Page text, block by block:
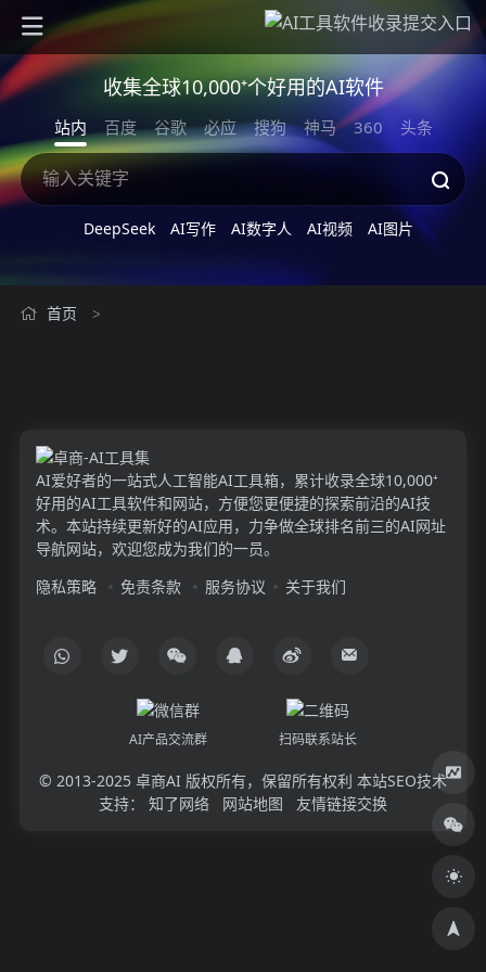
收集全球10,000⁺个好用的AI软件
站内 百度 谷歌 必应 搜狗 神马 360 头条
DeepSeek AI写作 AI数字人 AI视频 AI图片
首页 >
AI爱好者的一站式人工智能AI工具箱，累计收录全球10,000⁺
好用的AI工具软件和网站，方便您更便捷的探索前沿的AI技
术。本站持续更新好的AI应用，力争做全球排名前三的AI网址
导航网站，欢迎您成为我们的一员。
隐私策略
免责条款 服务协议 关于我们
AI产品交流群 扫码联系站长
© 2013-2025 卓商AI 版权所有，保留所有权利 本站SEO技术
支持：
知了网络 网站地图 友情链接交换